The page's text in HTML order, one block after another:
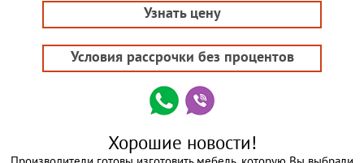
Узнать цену
Условия рассрочки без процентов
Хорошие новости!